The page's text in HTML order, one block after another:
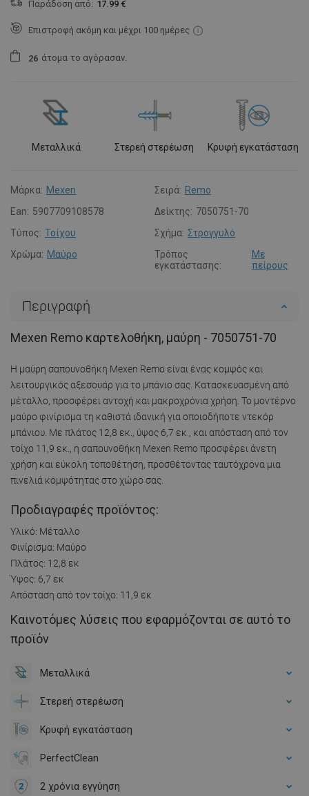
Παράδοση από: 17.99 €
Επιστροφή ακόμη και μέχρι 100 ημέρες
26 άτομα το αγόρασαν.
Μεταλλικά Στερεή στερέωση Κρυφή εγκατάσταση
Μάρκα: Mexen Σειρά: Remo
Ean: 5907709108578 Δείκτης: 7050751-70
Τύπος: Τοίχου Σχήμα: Στρογγυλό
Χρώμα: Μαύρο
Τρόπος
εγκατάστασης:
Με
πείρους
Περιγραφή
Mexen Remo καρτελοθήκη, μαύρη - 7050751-70
Η μαύρη σαπουνοθήκη Mexen Remo είναι ένας κομψός και
λειτουργικός αξεσουάρ για το μπάνιο σας. Κατασκευασμένη από
μέταλλο, προσφέρει αντοχή και μακροχρόνια χρήση. Το μοντέρνο
μαύρο φινίρισμα τη καθιστά ιδανική για οποιοδήποτε ντεκόρ
μπάνιου. Με πλάτος 12,8 εκ., ύψος 6,7 εκ., και απόσταση από τον
τοίχο 11,9 εκ., η σαπουνοθήκη Mexen Remo προσφέρει άνετη
χρήση και εύκολη τοποθέτηση, προσθέτοντας ταυτόχρονα μια
πινελιά κομψότητας στο χώρο σας.
Προδιαγραφές προϊόντος:
Υλικό: Μέταλλο
Φινίρισμα: Μαύρο
Πλάτος: 12,8 εκ
Ύψος: 6,7 εκ
Απόσταση από τον τοίχο: 11,9 εκ
Καινοτόμες λύσεις που εφαρμόζονται σε αυτό το
προϊόν
Μεταλλικά
Στερεή στερέωση
Κρυφή εγκατάσταση
PerfectClean
2 χρόνια εγγύηση